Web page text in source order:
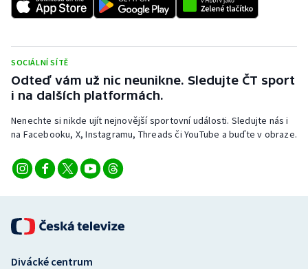
Stolní tenis
Triatlon
Veslování
Vodní slalom
SOCIÁLNÍ SÍTĚ
Odteď vám už nic neunikne. Sledujte ČT sport
i na dalších platformách.
Nenechte si nikde ujít nejnovější sportovní události. Sledujte nás i
na Facebooku, X, Instagramu, Threads či YouTube a buďte v obraze.
Divácké centrum